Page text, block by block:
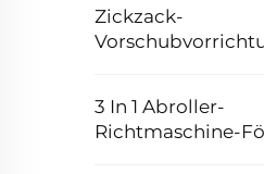
Zickzack-
3 In 1 Abroller-
Richtmaschine-